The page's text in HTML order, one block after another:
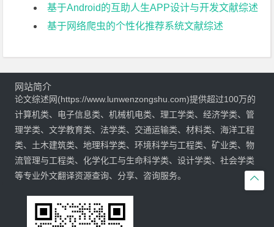
基于Android的互助人生APP设计与开发文献综述
基于网络爬虫的个性化推荐系统文献综述

网站简介
论文综述网(https://www.lunwenzongshu.com)提供超过100万的
计算机类、电子信息类、机械机电类、理工学类、经济学类、管
理学类、文学教育类、法学类、交通运输类、材料类、海洋工程
类、土木建筑类、地理科学类、环境科学与工程类、矿业类、物
流管理与工程类、化学化工与生命科学类、设计学类、社会学类
等专业外文翻译资源查询、分享、咨询服务。